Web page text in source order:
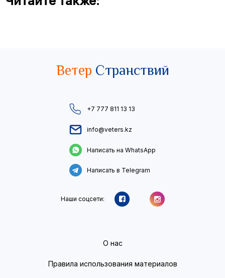
Ветер Странствий
+7 777 811 13 13
info@veters.kz
Написать на WhatsApp
Написать в Telegram
Наши соцсети:
О нас
Правила использования материалов